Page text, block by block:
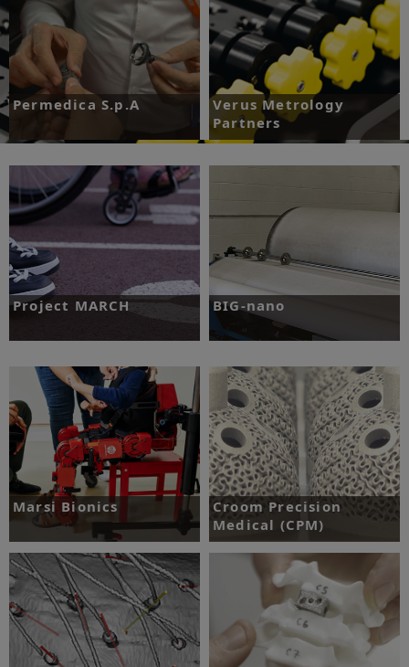
了解更多
Permedica S.p.A
了解更多
Verus Metrology
Partners
挑战：提高测量效率，支持大规模生产。
Project MARCH
了解更多
BIG-nano
了解更多
Marsi Bionics
挑战：Marsi Bionics通过位置反馈实现
外骨骼机器人的静态和动态稳定性，同时
不影响运动能力。
了解更多
Croom Precision
Medical (CPM)
挑战：将复杂结构整合到骨科植入物内
部，并减少离线测试次数。
了解更多